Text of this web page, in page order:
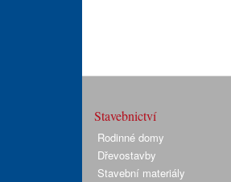
Stavebnictví
Rodinné domy
Dřevostavby
Stavební materiály